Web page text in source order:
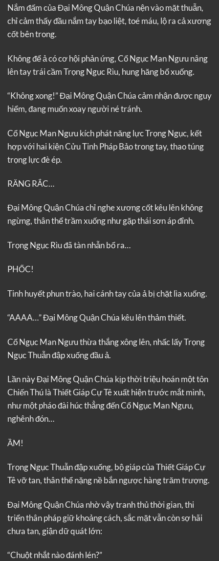
Nắm đấm của Đại Mông Quận Chúa nện vào mặt thuẫn,
chỉ cảm thấy đầu nắm tay bạo liệt, toé máu, lộ ra cả xương
cốt bên trong.
Không để ả có cơ hội phản ứng, Cổ Ngục Man Ngưu nâng
lên tay trái cầm Trọng Ngục Rìu, hung hăng bổ xuống.
“Không xong!” Đại Mông Quận Chúa cảm nhận được nguy
hiểm, đang muốn xoay người né tránh.
Cổ Ngục Man Ngưu kích phát năng lực Trọng Ngục, kết
hợp với hai kiện Cửu Tinh Pháp Bảo trong tay, thao túng
trọng lực đè ép.
RĂNG RẮC…
Đại Mông Quận Chúa chỉ nghe xương cốt kêu lên không
ngừng, thân thể trầm xuống như gặp thái sơn áp đỉnh.
Trọng Ngục Rìu đã tàn nhẫn bổ ra…
PHỐC!
Tinh huyết phun trào, hai cánh tay của ả bị chặt lìa xuống.
“AAAA…” Đại Mông Quận Chúa kêu lên thảm thiết.
Cổ Ngục Man Ngưu thừa thắng xông lên, nhấc lấy Trọng
Ngục Thuẫn đập xuống đầu ả.
Lần này Đại Mông Quận Chúa kịp thời triệu hoán một tôn
Chiến Thú là Thiết Giáp Cự Tê xuất hiện trước mắt mình,
như một pháo đài húc thẳng đến Cổ Ngục Man Ngưu,
nghênh đón…
ẦM!
Trọng Ngục Thuẫn đập xuống, bộ giáp của Thiết Giáp Cự
Tê vỡ tan, thân thể nặng nề bắn ngược hàng trăm trượng.
Đại Mông Quận Chúa nhờ vậy tranh thủ thời gian, thi
triển thân pháp giữ khoảng cách, sắc mặt vẫn còn sợ hãi
chưa tan, giận dữ quát lớn:
“Chuột nhắt nào đánh lén?”